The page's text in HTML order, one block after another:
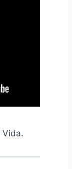
Vida.